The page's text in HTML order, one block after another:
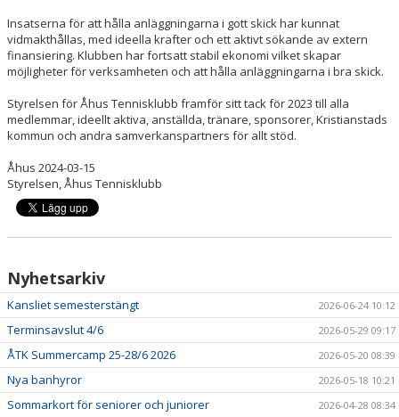
Insatserna för att hålla anläggningarna i gott skick har kunnat
vidmakthållas, med ideella krafter och ett aktivt sökande av extern
finansiering. Klubben har fortsatt stabil ekonomi vilket skapar
möjligheter för verksamheten och att hålla anläggningarna i bra skick.
Styrelsen för Åhus Tennisklubb framför sitt tack för 2023 till alla
medlemmar, ideellt aktiva, anställda, tränare, sponsorer, Kristianstads
kommun och andra samverkanspartners för allt stöd.
Åhus 2024-03-15
Styrelsen, Åhus Tennisklubb
Nyhetsarkiv
Kansliet semesterstängt 2026-06-24 10:12
Terminsavslut 4/6 2026-05-29 09:17
ÅTK Summercamp 25-28/6 2026 2026-05-20 08:39
Nya banhyror 2026-05-18 10:21
Sommarkort för seniorer och juniorer 2026-04-28 08:34